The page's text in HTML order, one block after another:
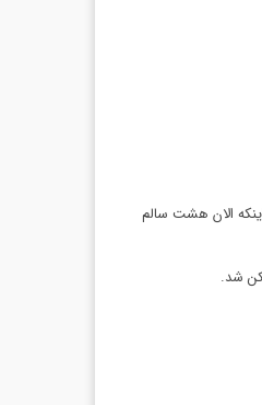
الان هشت سالم
شد.